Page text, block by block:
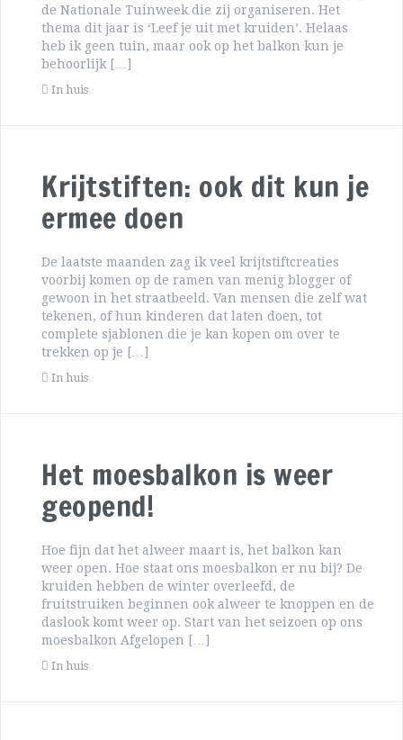
de Nationale Tuinweek die zij organiseren. Het
thema dit jaar is ‘Leef je uit met kruiden’. Helaas
heb ik geen tuin, maar ook op het balkon kun je
behoorlijk […]
In huis
Krijtstiften: ook dit kun je
ermee doen
De laatste maanden zag ik veel krijtstiftcreaties
voorbij komen op de ramen van menig blogger of
gewoon in het straatbeeld. Van mensen die zelf wat
tekenen, of hun kinderen dat laten doen, tot
complete sjablonen die je kan kopen om over te
trekken op je […]
In huis
Het moesbalkon is weer
geopend!
Hoe fijn dat het alweer maart is, het balkon kan
weer open. Hoe staat ons moesbalkon er nu bij? De
kruiden hebben de winter overleefd, de
fruitstruiken beginnen ook alweer te knoppen en de
daslook komt weer op. Start van het seizoen op ons
moesbalkon Afgelopen […]
In huis